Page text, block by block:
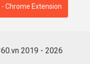
Chrome Extension
2019 - 2026